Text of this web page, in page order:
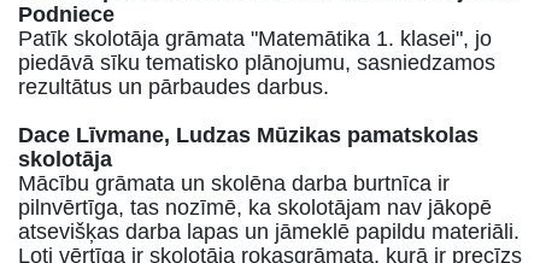
Podniece
Patīk skolotāja grāmata "Matemātika 1. klasei", jo
piedāvā sīku tematisko plānojumu, sasniedzamos
rezultātus un pārbaudes darbus.
Dace Līvmane, Ludzas Mūzikas pamatskolas
skolotāja
Mācību grāmata un skolēna darba burtnīca ir
pilnvērtīga, tas nozīmē, ka skolotājam nav jākopē
atsevišķas darba lapas un jāmeklē papildu materiāli.
Ļoti vērtīga ir skolotāja rokasgrāmata, kurā ir precīzs